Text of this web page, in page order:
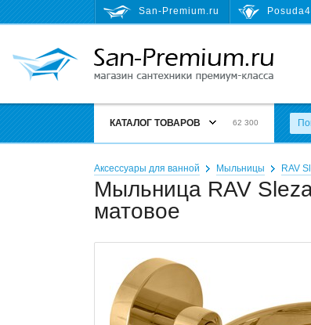
San-Premium.ru
КАТАЛОГ ТОВАРОВ 62 300
Аксессуары для ванной Мыльницы RAV
Мыльница RAV
матовое